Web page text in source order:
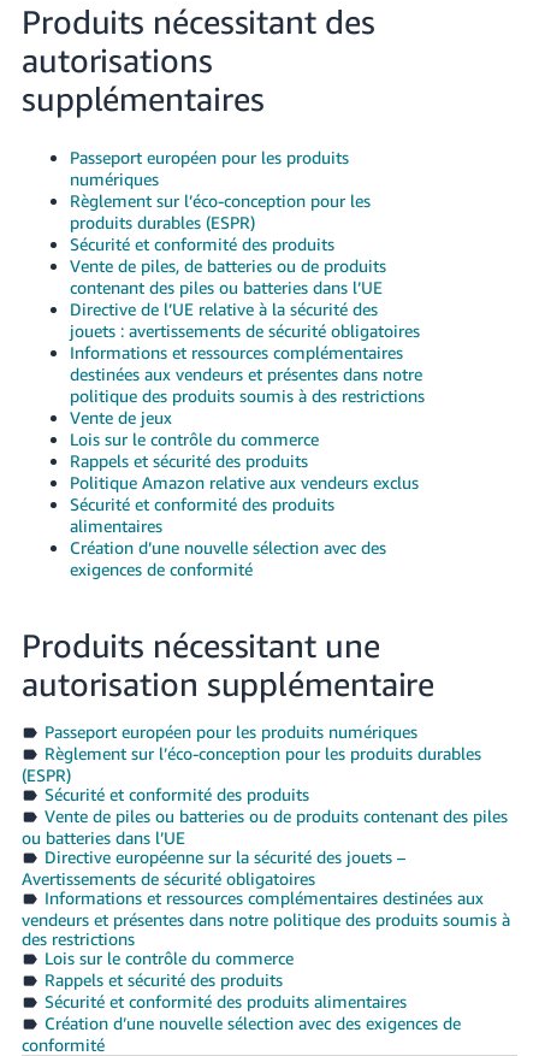
Produits nécessitant des
autorisations
supplémentaires
Passeport européen pour les produits
numériques
Règlement sur l’éco-conception pour les
produits durables (ESPR)
Sécurité et conformité des produits
Vente de piles, de batteries ou de produits
contenant des piles ou batteries dans l’UE
Directive de l’UE relative à la sécurité des
jouets : avertissements de sécurité obligatoires
Informations et ressources complémentaires
destinées aux vendeurs et présentes dans notre
politique des produits soumis à des restrictions
Vente de jeux
Lois sur le contrôle du commerce
Rappels et sécurité des produits
Politique Amazon relative aux vendeurs exclus
Sécurité et conformité des produits
alimentaires
Création d’une nouvelle sélection avec des
exigences de conformité
Produits nécessitant une
autorisation supplémentaire
Passeport européen pour les produits numériques
Règlement sur l’éco-conception pour les produits durables
(ESPR)
Sécurité et conformité des produits
Vente de piles ou batteries ou de produits contenant des piles
ou batteries dans l’UE
Directive européenne sur la sécurité des jouets –
Avertissements de sécurité obligatoires
Informations et ressources complémentaires destinées aux
vendeurs et présentes dans notre politique des produits soumis à
des restrictions
Lois sur le contrôle du commerce
Rappels et sécurité des produits
Sécurité et conformité des produits alimentaires
Création d’une nouvelle sélection avec des exigences de
conformité